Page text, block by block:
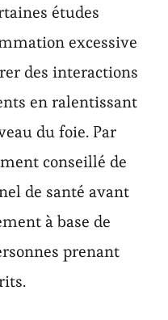
études
excessive
des interactions
en ralentissant
du foie. Par
conseillé de
de santé avant
à base de
prenant